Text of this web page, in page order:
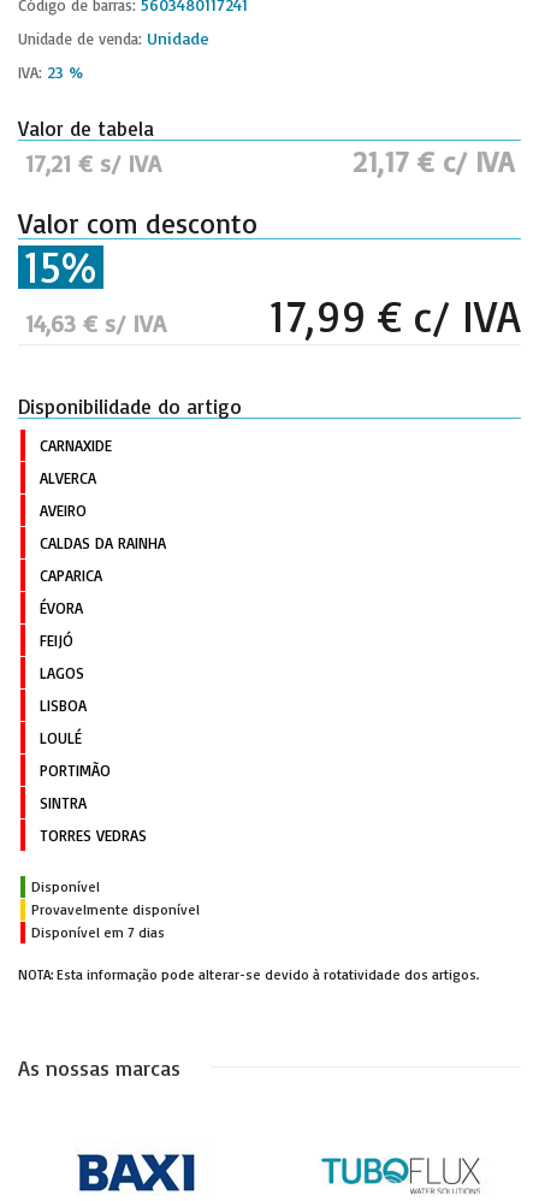
Código de barras: 5603480117241
Unidade de venda: Unidade
IVA: 23 %
Valor de tabela
17,21 € s/ IVA 21,17 € c/ IVA
Valor com desconto
15%
14,63 € s/ IVA 17,99 € c/ IVA
Disponibilidade do artigo
CARNAXIDE
ALVERCA
AVEIRO
CALDAS DA RAINHA
CAPARICA
ÉVORA
FEIJÓ
LAGOS
LISBOA
LOULÉ
PORTIMÃO
SINTRA
TORRES VEDRAS
Disponível
Provavelmente disponível
Disponível em 7 dias
NOTA: Esta informação pode alterar-se devido à rotatividade dos artigos.
As nossas marcas